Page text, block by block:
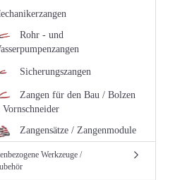
Rohr - und
Sicherungszangen
Zangen für den Bau / Bolzen
Zangensätze / Zangenmodule
Werkzeuge /